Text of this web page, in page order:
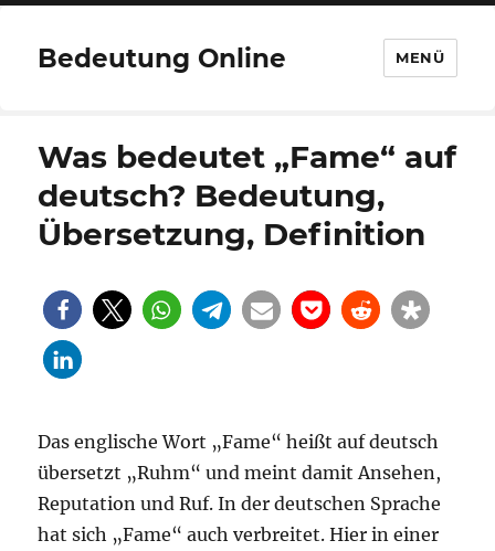
Bedeutung Online MENÜ
Was bedeutet „Fame“ auf
deutsch? Bedeutung,
Übersetzung, Definition
Das englische Wort „Fame“ heißt auf deutsch
übersetzt „Ruhm“ und meint damit Ansehen,
Reputation und Ruf. In der deutschen Sprache
hat sich „Fame“ auch verbreitet. Hier in einer